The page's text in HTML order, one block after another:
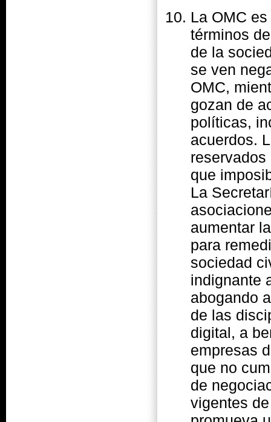
La OMC
términos
de la
se ven
OMC,
gozan de
políticas,
acuerdos.
que
La
aumentar
para
sociedad
indignante
abogando
de las
digital, a
empresas
que no
de
vigentes